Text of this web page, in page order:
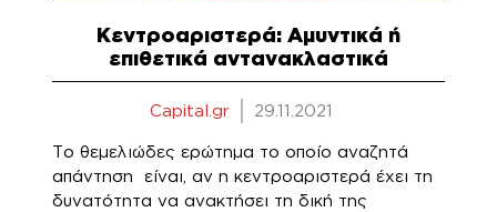
Κεντροαριστερά: Αμυντικά ή
επιθετικά αντανακλαστικά
Capital.gr 29.11.2021
Το θεμελιώδες ερώτημα το οποίο αναζητά
απάντηση είναι, αν η κεντροαριστερά έχει τη
δυνατότητα να ανακτήσει τη δική της